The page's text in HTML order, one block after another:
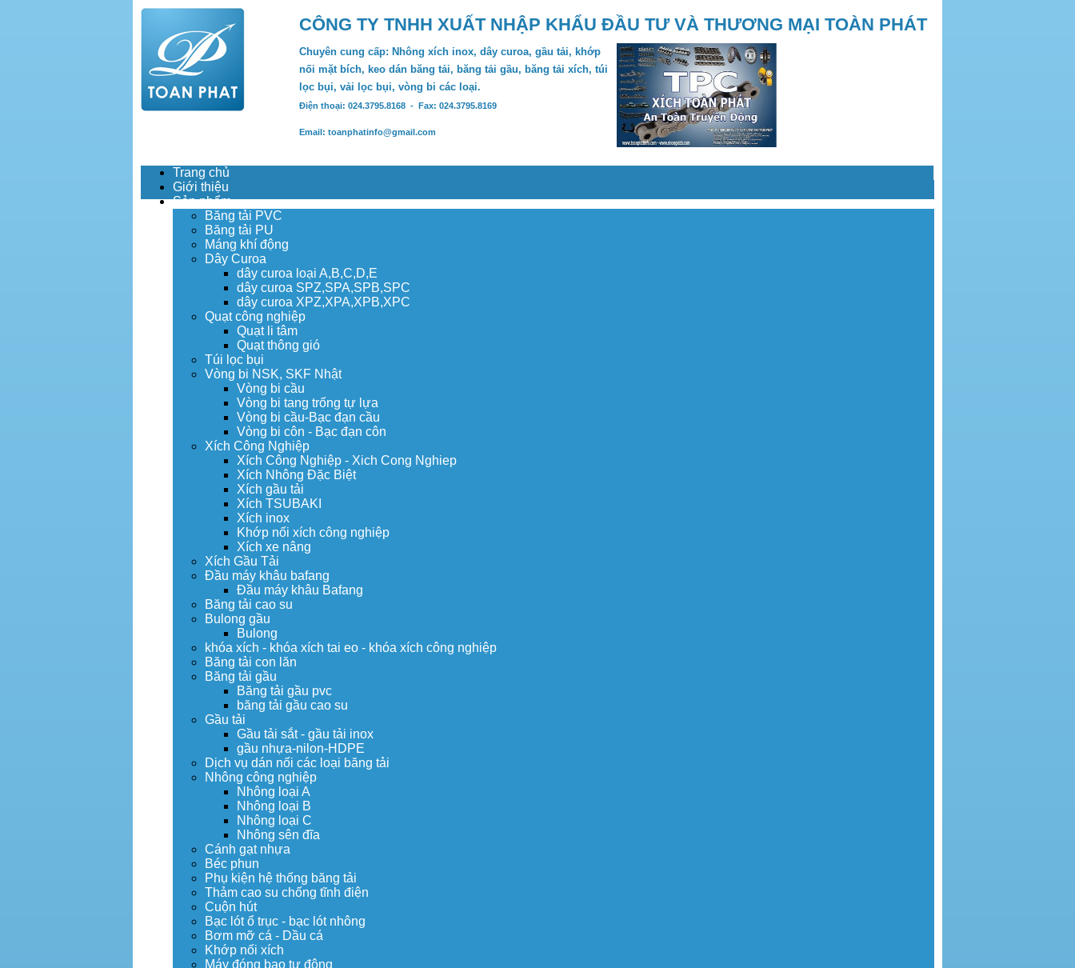
CÔNG TY TNHH XUẤT NHẬP KHẨU ĐẦU TƯ VÀ THƯƠNG MẠI TOÀN PHÁT
Chuyên cung cấp: Nhông xích inox, dây curoa, gầu tải, khớp
nối mặt bích, keo dán băng tải, băng tải gầu, băng tải xích, túi
lọc bụi, vải lọc bụi, vòng bi các loại.
Điện thoại: 024.3795.8168 - Fax: 024.3795.8169
Email: toanphatinfo@gmail.com
Trang chủ
Giới thiệu
Sản phẩm
Băng tải PVC
Băng tải PU
Máng khí động
Dây Curoa
dây curoa loại A,B,C,D,E
dây curoa SPZ,SPA,SPB,SPC
dây curoa XPZ,XPA,XPB,XPC
Quạt công nghiệp
Quạt li tâm
Quạt thông gió
Túi lọc bụi
Vòng bi NSK, SKF Nhật
Vòng bi cầu
Vòng bi tang trống tự lựa
Vòng bi cầu-Bạc đạn cầu
Vòng bi côn - Bạc đạn côn
Xích Công Nghiệp
Xích Công Nghiệp - Xich Cong Nghiep
Xích Nhông Đặc Biệt
Xích gầu tải
Xích TSUBAKI
Xích inox
Khớp nối xích công nghiệp
Xích xe nâng
Xích Gầu Tải
Đầu máy khâu bafang
Đầu máy khâu Bafang
Băng tải cao su
Bulong gầu
Bulong
khóa xích - khóa xích tai eo - khóa xích công nghiệp
Băng tải con lăn
Băng tải gầu
Băng tải gầu pvc
băng tải gầu cao su
Gầu tải
Gầu tải sắt - gầu tải inox
gầu nhựa-nilon-HDPE
Dịch vụ dán nối các loại băng tải
Nhông công nghiệp
Nhông loại A
Nhông loại B
Nhông loại C
Nhông sên đĩa
Cánh gạt nhựa
Béc phun
Phụ kiện hệ thống băng tải
Thảm cao su chống tĩnh điện
Cuộn hút
Bạc lót ổ trục - bạc lót nhông
Bơm mỡ cá - Dầu cá
Khớp nối xích
Máy đóng bao tự động